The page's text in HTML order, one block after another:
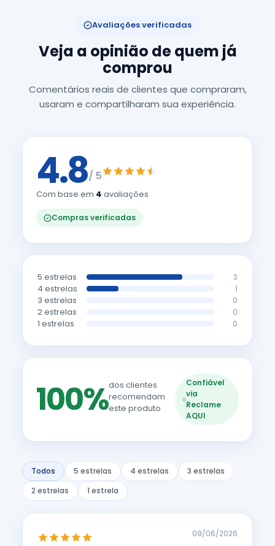
Avaliações verificadas
Veja a opinião de quem já
comprou
Comentários reais de clientes que compraram,
usaram e compartilharam sua experiência.
4.8/ 5
Com base em 4 avaliações
Compras verificadas
5 estrelas 3
4 estrelas 1
3 estrelas 0
2 estrelas 0
1 estrelas 0
100%dos clientes
recomendam
este produto
Confiável
via
Reclame
AQUI
Todos 5 estrelas 4 estrelas
3 estrelas
2 estrelas
1 estrela
09/06/2026